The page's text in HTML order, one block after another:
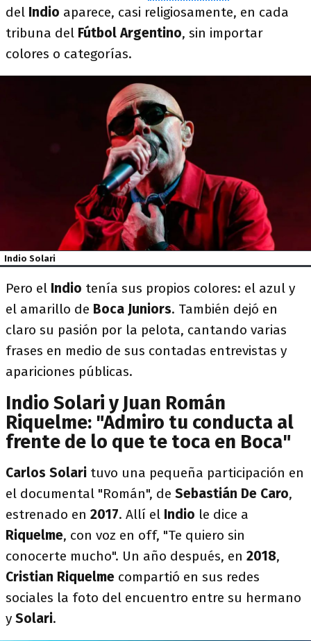
del Indio aparece, casi religiosamente, en cada
tribuna del Fútbol Argentino, sin importar
colores o categorías.
Indio Solari
Pero el Indio tenía sus propios colores: el azul y
el amarillo de Boca Juniors. También dejó en
claro su pasión por la pelota, cantando varias
frases en medio de sus contadas entrevistas y
apariciones públicas.
Indio Solari y Juan Román
Riquelme: "Admiro tu conducta al
frente de lo que te toca en Boca"
Carlos Solari tuvo una pequeña participación en
el documental "Román", de Sebastián De Caro,
estrenado en 2017. Allí el Indio le dice a
Riquelme, con voz en off, "Te quiero sin
conocerte mucho". Un año después, en 2018,
Cristian Riquelme compartió en sus redes
sociales la foto del encuentro entre su hermano
y Solari.